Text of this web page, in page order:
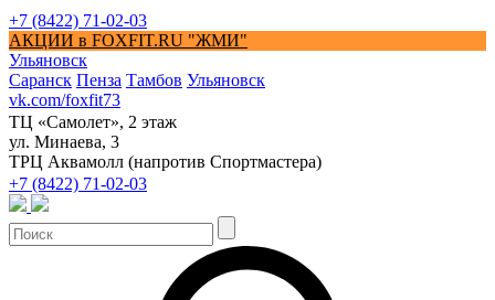
+7 (8422) 71-02-03
АКЦИИ в FOXFIT.RU "ЖМИ"
Ульяновск
Саранск Пенза Тамбов Ульяновск
vk.com/foxfit73
ТЦ «Самолет», 2 этаж
ул. Минаева, 3
ТРЦ Аквамолл (напротив Спортмастера)
+7 (8422) 71-02-03